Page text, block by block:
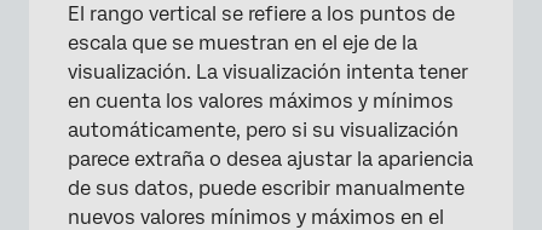
El rango vertical se refiere a los puntos de
escala que se muestran en el eje de la
visualización. La visualización intenta tener
en cuenta los valores máximos y mínimos
automáticamente, pero si su visualización
parece extraña o desea ajustar la apariencia
de sus datos, puede escribir manualmente
nuevos valores mínimos y máximos en el